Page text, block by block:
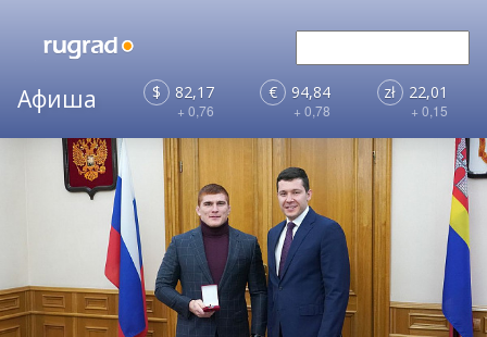
$ 82,17
+ 0,76
€ 94,84
+ 0,78
zł 22,01
+ 0,15